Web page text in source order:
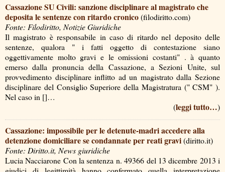
Cassazione SU Civili: sanzione disciplinare al magistrato che
deposita le sentenze con ritardo cronico(filodiritto.com)
Fonte: Filodiritto, Notizie Giuridiche
Il magistrato è responsabile in caso di ritardo nel deposito delle
sentenze, qualora " i fatti oggetto di contestazione siano
oggettivamente molto gravi e le omissioni costanti" . à quanto
emerso dalla pronuncia della Cassazione, a Sezioni Unite, sul
provvedimento disciplinare inflitto ad un magistrato dalla Sezione
disciplinare del Consiglio Superiore della Magistratura (" CSM" ).
Nel caso in []…
(leggi tutto…)
Cassazione: impossibile per le detenute-madri accedere alla
detenzione domiciliare se condannate per reati gravi(diritto.it)
Fonte: Diritto.it, News giuridiche
Lucia Nacciarone Con la sentenza n. 49366 del 13 dicembre 2013 i